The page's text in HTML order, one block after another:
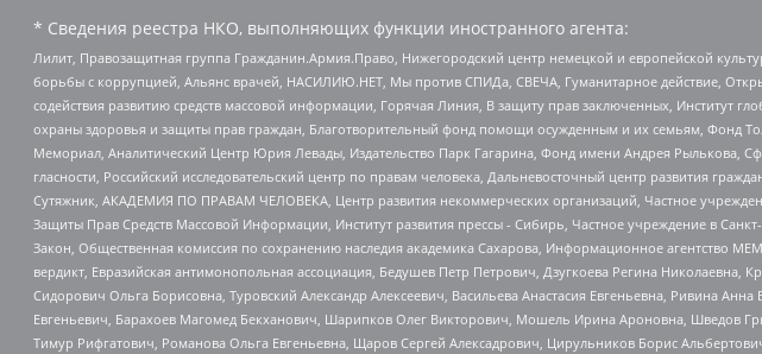
* Сведения реестра НКО, выполняющих функции иностранного агента:
Лилит, Правозащитная группа Гражданин.Армия.Право, Нижегородский центр немецкой и европейской
борьбы с коррупцией, Альянс врачей, НАСИЛИЮ.НЕТ, Мы против СПИДа, СВЕЧА, Гуманитарное действие,
содействия развитию средств массовой информации, Горячая Линия, В защиту прав заключенных,
охраны здоровья и защиты прав граждан, Благотворительный фонд помощи осужденным и их семьям, Фонд
Мемориал, Аналитический Центр Юрия Левады, Издательство Парк Гагарина, Фонд имени Андрея Рылькова,
гласности, Российский исследовательский центр по правам человека, Дальневосточный центр развития
Сутяжник, АКАДЕМИЯ ПО ПРАВАМ ЧЕЛОВЕКА, Центр развития некоммерческих организаций, Частное
Защиты Прав Средств Массовой Информации, Институт развития прессы - Сибирь, Частное учреждение в
Закон, Общественная комиссия по сохранению наследия академика Сахарова, Информационное агентство
вердикт, Евразийская антимонопольная ассоциация, Бедушев Петр Петрович, Дзугкоева Регина
Сидорович Ольга Борисовна, Туровский Александр Алексеевич, Васильева Анастасия Евгеньевна, Ривина
Евгеньевич, Барахоев Магомед Бекханович, Шарипков Олег Викторович, Мошель Ирина Ароновна, Шведов
Тимур Рифгатович, Романова Ольга Евгеньевна, Щаров Сергей Алексадрович, Цирульников Борис